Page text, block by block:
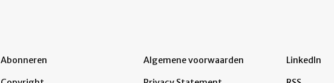
Abonneren Algemene voorwaarden LinkedIn